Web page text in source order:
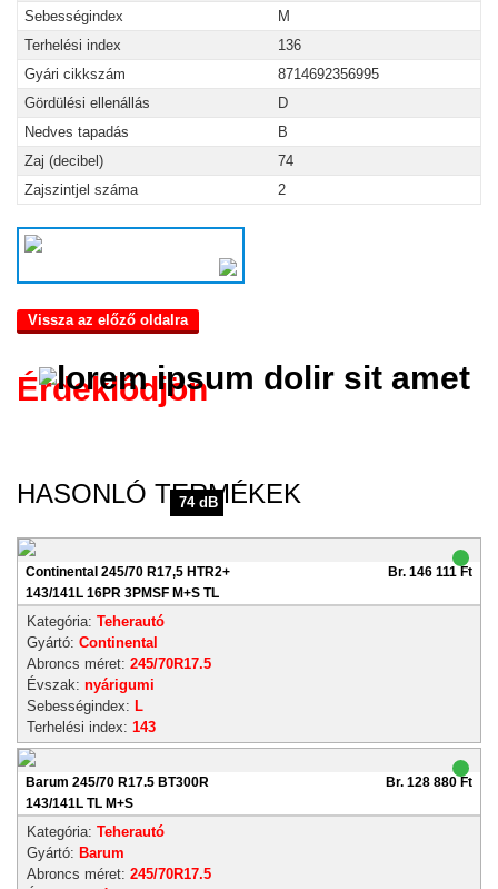
Sebességindex
M
Terhelési index
136
Gyári cikkszám
8714692356995
Gördülési ellenállás
D
Nedves tapadás
B
Zaj (decibel)
74
Zajszintjel száma
2
74 dB
Vissza az előző oldalra
Érdeklődjön
HASONLÓ TERMÉKEK
Continental 245/70 R17,5 HTR2+
143/141L 16PR 3PMSF M+S TL
Br. 146 111 Ft
Kategória: Teherautó
Gyártó: Continental
Abroncs méret: 245/70R17.5
Évszak: nyárigumi
Sebességindex: L
Terhelési index: 143
Barum 245/70 R17.5 BT300R
143/141L TL M+S
Br. 128 880 Ft
Kategória: Teherautó
Gyártó: Barum
Abroncs méret: 245/70R17.5